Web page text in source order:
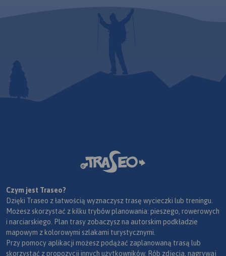
Czym jest Traseo?
Dzięki Traseo z łatwością wyznaczysz trasę wycieczki lub treningu.
Możesz skorzystać z kilku trybów planowania: pieszego, rowerowych
i narciarskiego. Plan trasy zobaczysz na autorskim podkładzie
mapowym z kolorowymi szlakami turystycznymi.
Przy pomocy aplikacji możesz podążać zaplanowaną trasą lub
skorzystać z propozycji innych użytkowników. Rób zdjęcia, nagrywaj